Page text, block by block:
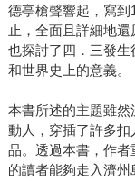
德亭槍聲響起，寫到
止，全面且詳細地
也探討了四．三發
和世界史上的意義。
本書所述的主題雖
動人，穿插了許多
品。透過本書，作
的讀者能夠走入濟